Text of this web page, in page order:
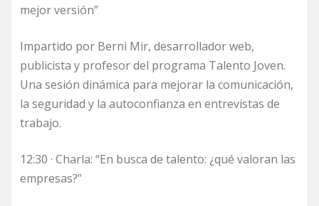
mejor versión”
Impartido por Berni Mir, desarrollador web,
publicista y profesor del programa Talento Joven.
Una sesión dinámica para mejorar la comunicación,
la seguridad y la autoconfianza en entrevistas de
trabajo.
12:30 · Charla: “En busca de talento: ¿qué valoran las
empresas?”